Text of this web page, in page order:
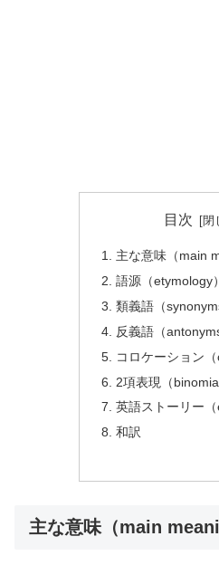
目次
主な意味（main
語源（etymology）
類義語（
反義語（antonyms
コロケーション（
2項表現（
英語ストーリー（
和訳
主な意味（main